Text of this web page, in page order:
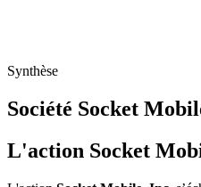
Synthèse
Société Socket
L'action Socket